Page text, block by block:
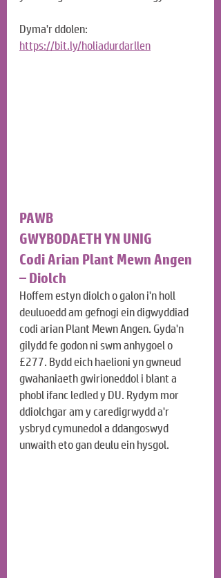
Dyma'r ddolen:
https://bit.ly/holiadurdarllen
PAWB
GWYBODAETH YN UNIG
Codi Arian Plant Mewn Angen
– Diolch
Hoffem estyn diolch o galon i'n holl
deuluoedd am gefnogi ein digwyddiad
codi arian Plant Mewn Angen. Gyda'n
gilydd fe godon ni swm anhygoel o
£277. Bydd eich haelioni yn gwneud
gwahaniaeth gwirioneddol i blant a
phobl ifanc ledled y DU. Rydym mor
ddiolchgar am y caredigrwydd a'r
ysbryd cymunedol a ddangoswyd
unwaith eto gan deulu ein hysgol.